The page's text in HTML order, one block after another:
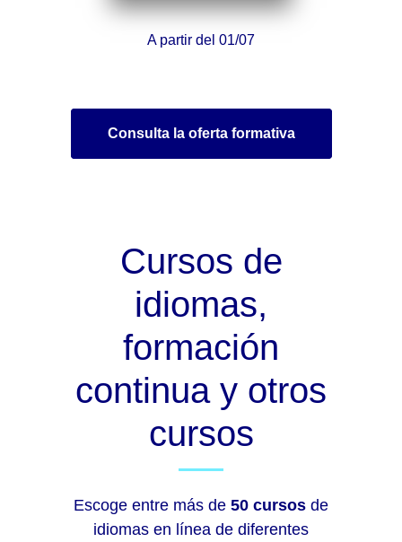
A partir del 01/07
Consulta la oferta formativa
Cursos de
idiomas,
formación
continua y otros
cursos
Escoge entre más de 50 cursos de
idiomas en línea de diferentes